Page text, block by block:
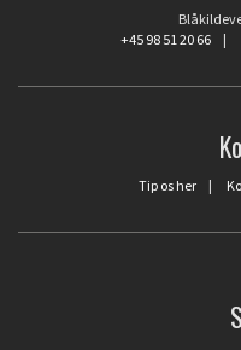
+45 98 51 20 66|
Tip os her |